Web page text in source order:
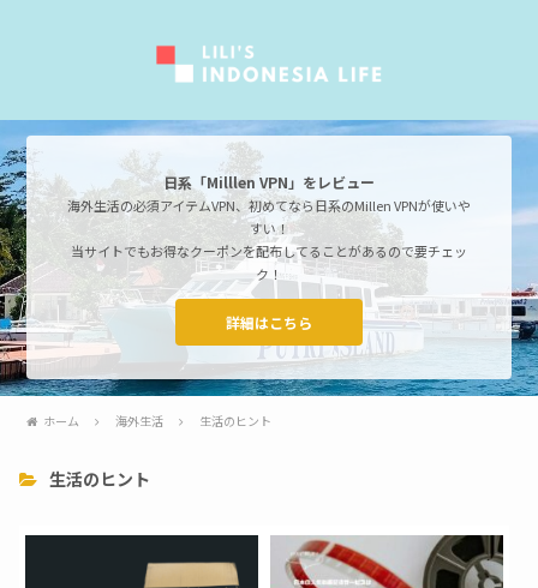
日系「Milllen VPN」をレビュー
海外生活の必須アイテムVPN、初めてなら日系のMillen VPNが使いや
すい！
当サイトでもお得なクーポンを配布してることがあるので要チェッ
ク！
詳細はこちら
ホーム 海外生活 生活のヒント
生活のヒント